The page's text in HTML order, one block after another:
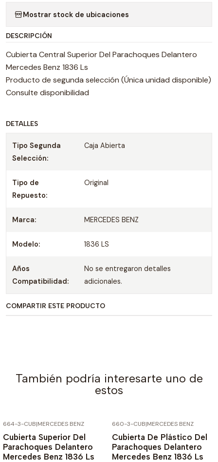
Mostrar stock de ubicaciones
DESCRIPCIÓN
Cubierta Central Superior Del Parachoques Delantero
Mercedes Benz 1836 Ls
Producto de segunda selección (Única unidad disponible)
Consulte disponibilidad
DETALLES
Tipo Segunda
Selección:
Caja Abierta
Tipo de
Repuesto:
Original
Marca: MERCEDES BENZ
Modelo: 1836 LS
Años
Compatibilidad:
No se entregaron detalles
adicionales.
COMPARTIR ESTE PRODUCTO
También podría interesarte uno de
estos
664-3-CUB|MERCEDES BENZ
Cubierta Superior Del
Parachoques Delantero
Mercedes Benz 1836 Ls
660-3-CUB|MERCEDES BENZ
Cubierta De Plástico Del
Parachoques Delantero
Mercedes Benz 1836 Ls